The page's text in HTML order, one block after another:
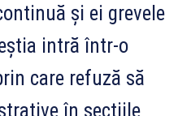
și ei grevele
intră într-o
care refuză să
în secțiile